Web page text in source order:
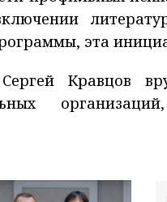
эта
Кравцов